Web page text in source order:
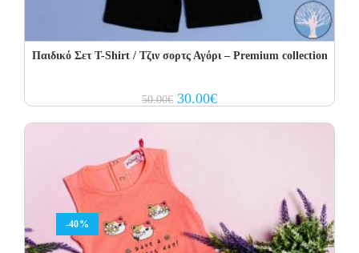
Παιδικό Σετ T-Shirt / Τζιν σορτς Αγόρι – Premium collection
50.00€ Original
price
30.00€Current
price
-40%